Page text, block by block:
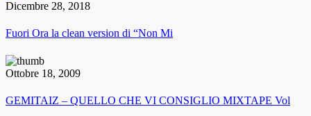
Dicembre 28, 2018
Fuori Ora la clean version di “Non Mi
Ottobre 18, 2009
GEMITAIZ – QUELLO CHE VI CONSIGLIO MIXTAPE Vol